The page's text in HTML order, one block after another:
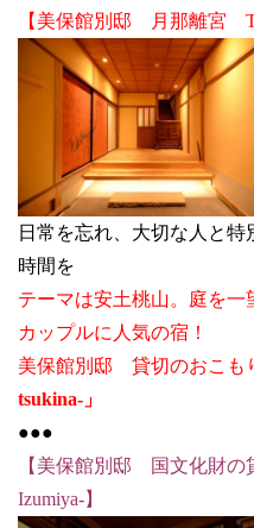
【美保館別邸 月那離宮
日常を忘れ、大切な人と特
時間を
テーマは安土桃山。庭を
カップルに人気の宿！
美保館別邸 貸切のおこ
tsukina-」
●●●
【美保館別邸 国文化財
Izumiya-】